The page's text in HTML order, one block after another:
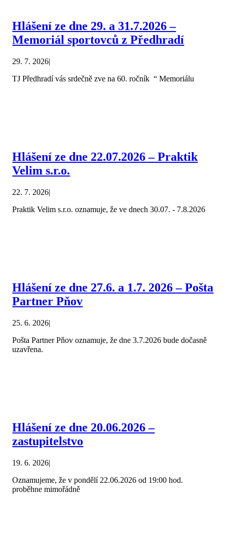
Hlášení ze dne 29. a 31.7.2026 –
Memoriál sportovců z Předhradí
29. 7. 2026|
TJ Předhradí vás srdečně zve na 60. ročník “ Memoriálu
Hlášení ze dne 22.07.2026 – Praktik
Velim s.r.o.
22. 7. 2026|
Praktik Velim s.r.o. oznamuje, že ve dnech 30.07. - 7.8.2026
Hlášení ze dne 27.6. a 1.7. 2026 – Pošta
Partner Pňov
25. 6. 2026|
Pošta Partner Pňov oznamuje, že dne 3.7.2026 bude dočasně
uzavřena.
Hlášení ze dne 20.06.2026 –
zastupitelstvo
19. 6. 2026|
Oznamujeme, že v pondělí 22.06.2026 od 19:00 hod.
proběhne mimořádně